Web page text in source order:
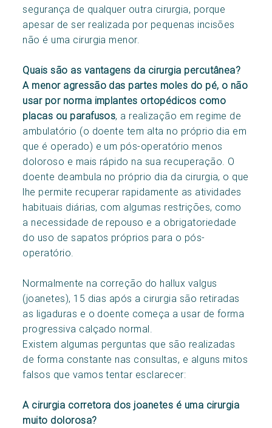
segurança de qualquer outra cirurgia, porque
apesar de ser realizada por pequenas incisões
não é uma cirurgia menor.
Quais são as vantagens da cirurgia percutânea?
A menor agressão das partes moles do pé, o não
usar por norma implantes ortopédicos como
placas ou parafusos, a realização em regime de
ambulatório (o doente tem alta no próprio dia em
que é operado) e um pós-operatório menos
doloroso e mais rápido na sua recuperação. O
doente deambula no próprio dia da cirurgia, o que
lhe permite recuperar rapidamente as atividades
habituais diárias, com algumas restrições, como
a necessidade de repouso e a obrigatoriedade
do uso de sapatos próprios para o pós-
operatório.
Normalmente na correção do hallux valgus
(joanetes), 15 dias após a cirurgia são retiradas
as ligaduras e o doente começa a usar de forma
progressiva calçado normal.
Existem algumas perguntas que são realizadas
de forma constante nas consultas, e alguns mitos
falsos que vamos tentar esclarecer:
A cirurgia corretora dos joanetes é uma cirurgia
muito dolorosa?